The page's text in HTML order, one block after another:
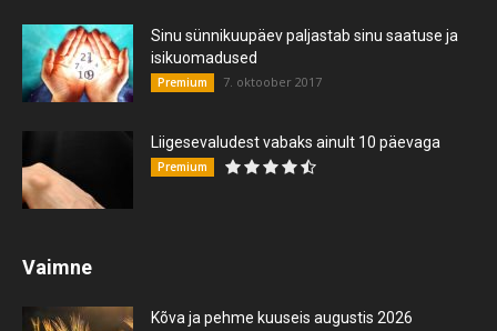
Sinu sünnikuupäev paljastab sinu saatuse ja
isikuomadused
Premium 7. oktoober 2017
Liigesevaludest vabaks ainult 10 päevaga
Premium
Vaimne
Kõva ja pehme kuuseis augustis 2026